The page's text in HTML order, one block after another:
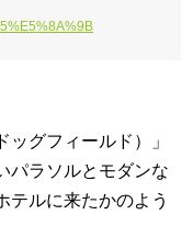
ッグフィールド）」
パラソルとモダンな
テルに来たかのよう